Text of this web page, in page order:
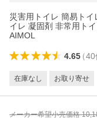
災害用トイレ 簡易ト
イレ 凝固剤 非常用ト
AIMOL
4.65（40
在庫なし お取り寄せ
メーカー希望小売価格